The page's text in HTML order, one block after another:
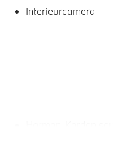
Interieurcamera